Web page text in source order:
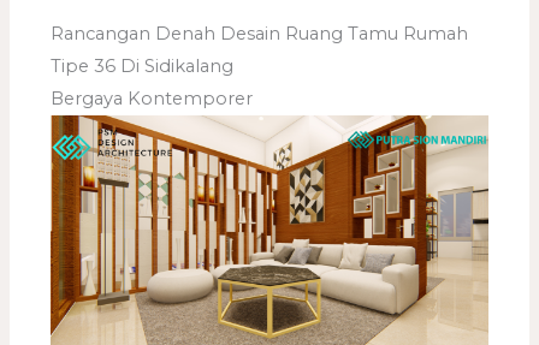
Rancangan Denah Desain Ruang Tamu Rumah
Tipe 36 Di Sidikalang
Bergaya Kontemporer